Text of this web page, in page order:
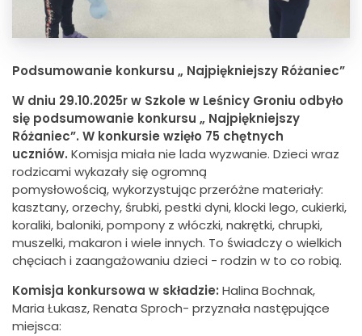
Podsumowanie konkursu „ Najpiękniejszy Różaniec”
W dniu 29.10.2025r w Szkole w Leśnicy Groniu odbyło
się podsumowanie konkursu „ Najpiękniejszy
Różaniec”. W konkursie wzięło 75 chętnych
uczniów. Komisja miała nie lada wyzwanie. Dzieci wraz
rodzicami wykazały się ogromną
pomysłowością, wykorzystując przeróżne materiały:
kasztany, orzechy, śrubki, pestki dyni, klocki lego, cukierki,
koraliki, baloniki, pompony z włóczki, nakrętki, chrupki,
muszelki, makaron i wiele innych. To świadczy o wielkich
chęciach i zaangażowaniu dzieci - rodzin w to co robią.
Komisja konkursowa w składzie: Halina Bochnak,
Maria Łukasz, Renata Sproch- przyznała następujące
miejsca: